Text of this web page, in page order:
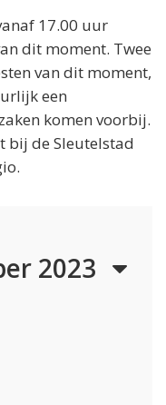
17.00 uur
dit moment. Twee
van dit moment,
een
komen voorbij.
bij de Sleutelstad
2023